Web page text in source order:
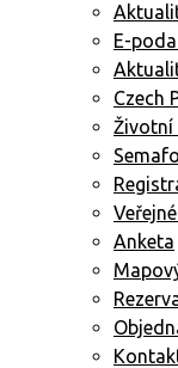
E-
Czech
Životní
Anketa